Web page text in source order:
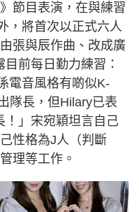
節目表演，在與練習
，將首次以正式六人
張與辰作曲、改成廣
前每日勤力練習：
電音風格有啲似K-
隊長，但Hilary已表
！」宋宛穎坦言自己
性格為J人（判斷
理等工作。